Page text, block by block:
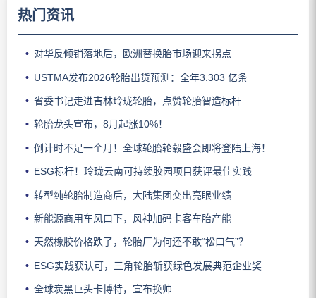
热门资讯
对华反倾销落地后，欧洲替换胎市场迎来拐点
USTMA发布2026轮胎出货预测：全年3.303 亿条
省委书记走进吉林玲珑轮胎，点赞轮胎智造标杆
轮胎龙头宣布，8月起涨10%！
倒计时不足一个月！全球轮胎轮毂盛会即将登陆上海！
ESG标杆！玲珑云南可持续胶园项目获评最佳实践
转型纯轮胎制造商后，大陆集团交出亮眼业绩
新能源商用车风口下，风神加码卡客车胎产能
天然橡胶价格跌了，轮胎厂为何还不敢“松口气”？
ESG实践获认可，三角轮胎斩获绿色发展典范企业奖
全球炭黑巨头卡博特，宣布换帅